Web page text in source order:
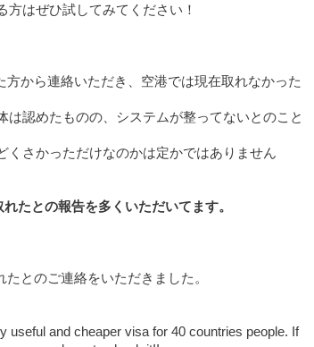
はぜひ試してみてください！
方から連絡いただき、空港では現在取れなかった
は認めたものの、システムが整ってないとのこと
くさかっただけなのかは定かではありません
たとの報告を多くいただいてます。
とのご連絡をいただきました。
useful and cheaper visa for 40 countries people. If